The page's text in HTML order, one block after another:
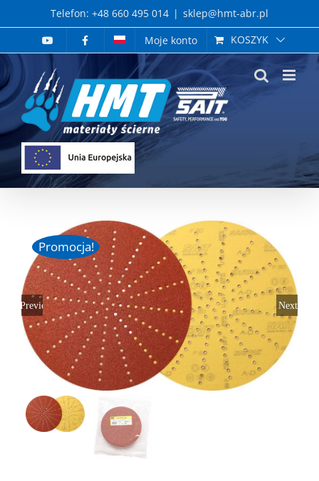
to
Telefon: +48 660 495 014 | sklep@hmt-abr.pl
Moje konto
KOSZYK
Promocja!
Previous Next